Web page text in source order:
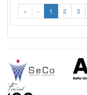
« ‹ 1 2 3